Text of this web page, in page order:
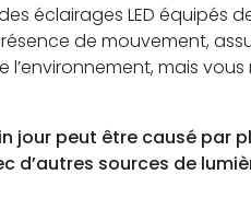
éclairages LED équipés
de mouvement,
mais
jour peut être causé par
sources de